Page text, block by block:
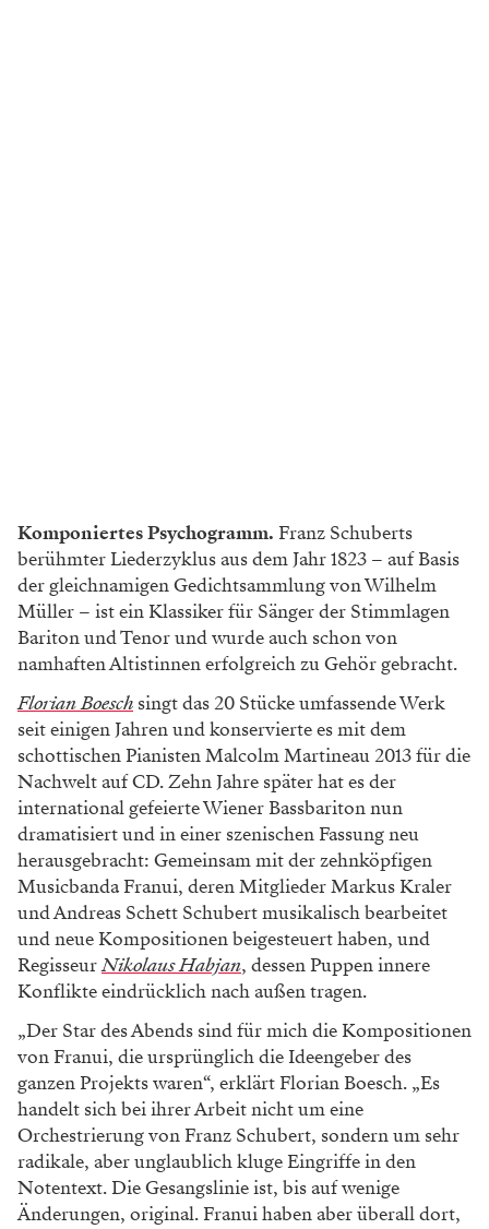
Komponiertes Psychogramm. Franz Schuberts
berühmter Liederzyklus aus dem Jahr 1823 – auf Basis
der gleichnamigen Gedichtsammlung von Wilhelm
Müller – ist ein Klassiker für Sänger der Stimmlagen
Bariton und Tenor und wurde auch schon von
namhaften Altistinnen erfolgreich zu Gehör gebracht.
Florian Boesch singt das 20 Stücke umfassende Werk
seit einigen Jahren und konservierte es mit dem
schottischen Pianisten Malcolm Martineau 2013 für die
Nachwelt auf CD. Zehn Jahre später hat es der
international gefeierte Wiener Bassbariton nun
dramatisiert und in einer szenischen Fassung neu
herausgebracht: Gemeinsam mit der zehnköpfigen
Musicbanda Franui, deren Mitglieder Markus Kraler
und Andreas Schett Schubert musikalisch bearbeitet
und neue Kompositionen beigesteuert haben, und
RegisseurNikolaus Habjan, dessen Puppen innere
Konflikte eindrücklich nach außen tragen.
„Der Star des Abends sind für mich die Kompositionen
von Franui, die ursprünglich die Ideengeber des
ganzen Projekts waren“, erklärt Florian Boesch. „Es
handelt sich bei ihrer Arbeit nicht um eine
Orchestrierung von Franz Schubert, sondern um sehr
radikale, aber unglaublich kluge Eingriffe in den
Notentext. Die Gesangslinie ist, bis auf wenige
Änderungen, original. Franui haben aber überall dort,